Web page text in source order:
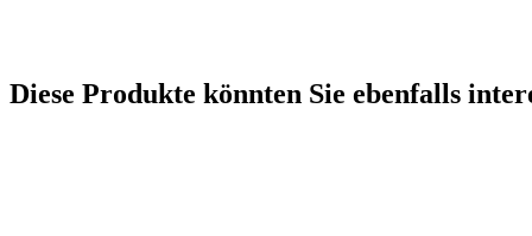
Diese Produkte könnten Sie ebenfalls